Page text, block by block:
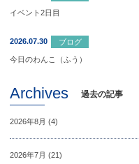
イベント2日目
2026.07.30 ブログ
今日のわんこ（ふう）
Archives 過去の記事
2026年8月 (4)
2026年7月 (21)